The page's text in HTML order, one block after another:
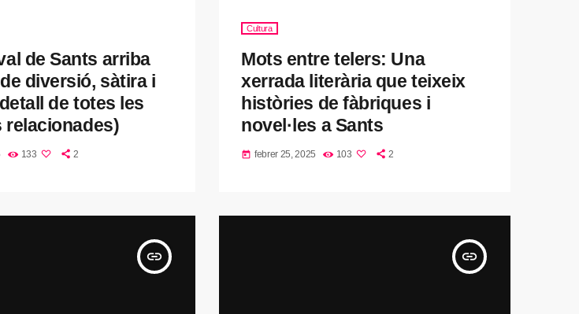
de Sants arriba
diversió, sàtira i
de totes les
133 2
Cultura
Mots entre telers: Una
xerrada literària que teixeix
històries de fàbriques i
novel·les a Sants
today febrer 25, 2025 103 2
insert_link insert_link